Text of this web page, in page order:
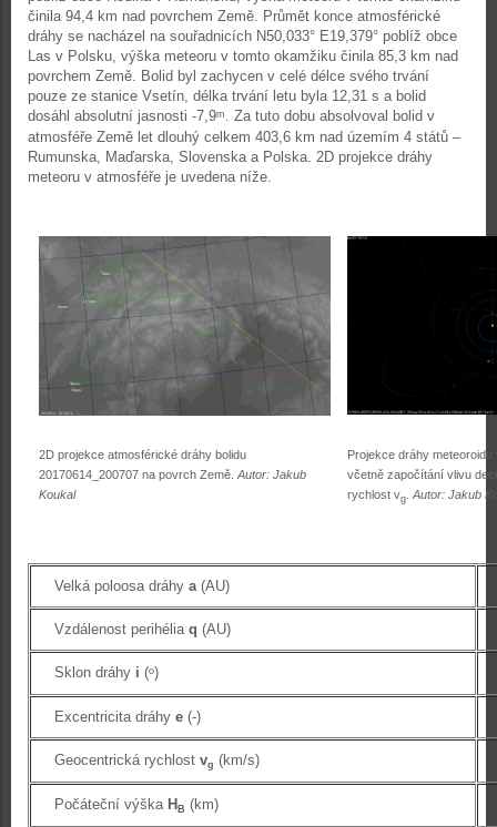
činila 94,4 km nad povrchem Země. Průmět konce atmosférické
dráhy se nacházel na souřadnicích N50,033° E19,379° poblíž obce
Las v Polsku, výška meteoru v tomto okamžiku činila 85,3 km nad
povrchem Země. Bolid byl zachycen v celé délce svého trvání
pouze ze stanice Vsetín, délka trvání letu byla 12,31 s a bolid
dosáhl absolutní jasnosti -7,9m . Za tuto dobu absolvoval bolid v
atmosféře Země let dlouhý celkem 403,6 km nad územím 4 států –
Rumunska, Maďarska, Slovenska a Polska. 2D projekce dráhy
meteoru v atmosféře je uvedena níže.
2D projekce atmosférické dráhy bolidu
20170614_200707 na povrch Země. Autor: Jakub
Koukal
Projekce dráhy
včetně započítání vlivu
rychlost vg Autor: Jakub
Velká poloosa dráhy a(AU)
Vzdálenost perihélia q (AU)
Sklon dráhy i (o)
Excentricita dráhy e (-)
Geocentrická rychlost vg (km/s)
Počáteční výška H B (km)